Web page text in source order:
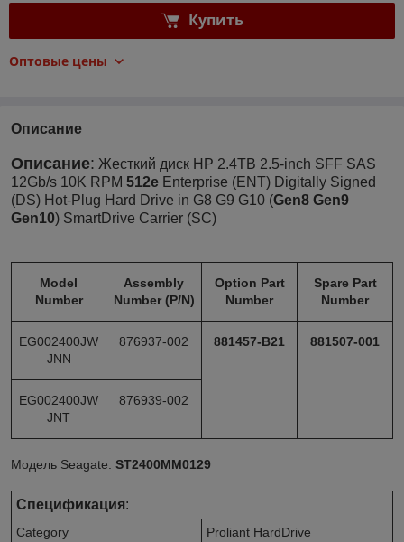
Купить
Оптовые цены
Описание
Описание: Жесткий диск HP 2.4TB 2.5-inch SFF SAS
12Gb/s 10K RPM 512e Enterprise (ENT) Digitally Signed
(DS) Hot-Plug Hard Drive in G8 G9 G10 (Gen8 Gen9
Gen10) SmartDrive Carrier (SC)
Model
Number
Assembly
Number (P/N)
Option Part
Number
Spare Part
Number
EG002400JW
JNN
876937-002 881457-B21 881507-001
EG002400JW
JNT
876939-002
Модель Seagate: ST2400MM0129
Спецификация:
Category
Proliant HardDrive